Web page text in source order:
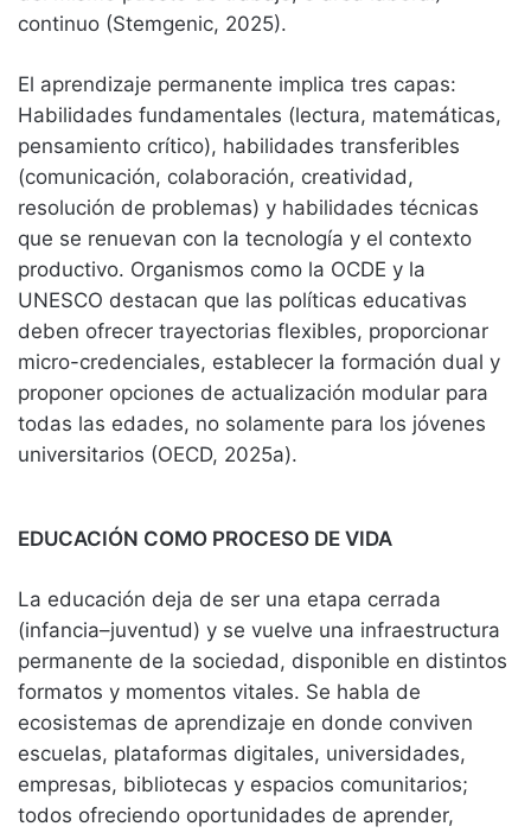
continuo (Stemgenic, 2025).
El aprendizaje permanente implica tres capas:
Habilidades fundamentales (lectura, matemáticas,
pensamiento crítico), habilidades transferibles
(comunicación, colaboración, creatividad,
resolución de problemas) y habilidades técnicas
que se renuevan con la tecnología y el contexto
productivo. Organismos como la OCDE y la
UNESCO destacan que las políticas educativas
deben ofrecer trayectorias flexibles, proporcionar
micro-credenciales, establecer la formación dual y
proponer opciones de actualización modular para
todas las edades, no solamente para los jóvenes
universitarios (OECD, 2025a).
EDUCACIÓN COMO PROCESO DE VIDA
La educación deja de ser una etapa cerrada
(infancia–juventud) y se vuelve una infraestructura
permanente de la sociedad, disponible en distintos
formatos y momentos vitales. Se habla de
ecosistemas de aprendizaje en donde conviven
escuelas, plataformas digitales, universidades,
empresas, bibliotecas y espacios comunitarios;
todos ofreciendo oportunidades de aprender,